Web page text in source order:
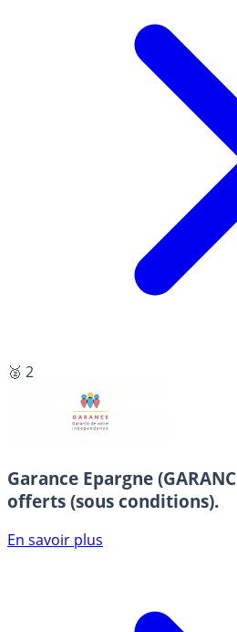
🥈 2
Garance Epargne
offerts (sous conditions).
En savoir plus